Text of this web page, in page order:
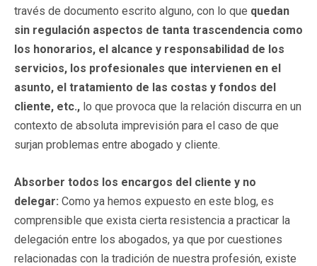
través de documento escrito alguno, con lo que quedan
sin regulación aspectos de tanta trascendencia como
los honorarios, el alcance y responsabilidad de los
servicios, los profesionales que intervienen en el
asunto, el tratamiento de las costas y fondos del
cliente, etc., lo que provoca que la relación discurra en un
contexto de absoluta imprevisión para el caso de que
surjan problemas entre abogado y cliente.
Absorber todos los encargos del cliente y no
delegar: Como ya hemos expuesto en este blog, es
comprensible que exista cierta resistencia a practicar la
delegación entre los abogados, ya que por cuestiones
relacionadas con la tradición de nuestra profesión, existe